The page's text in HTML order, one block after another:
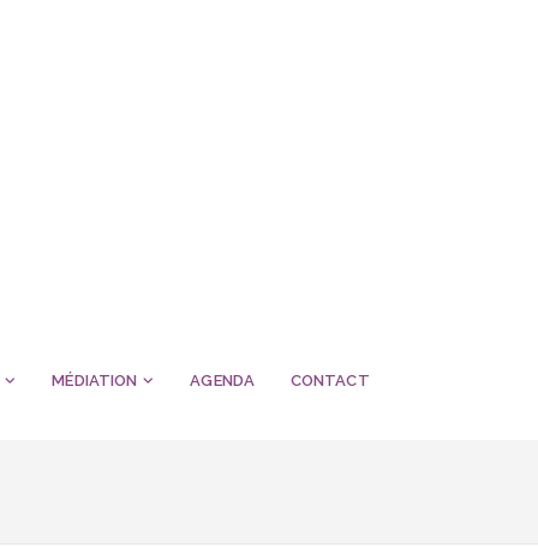
MÉDIATION AGENDA CONTACT